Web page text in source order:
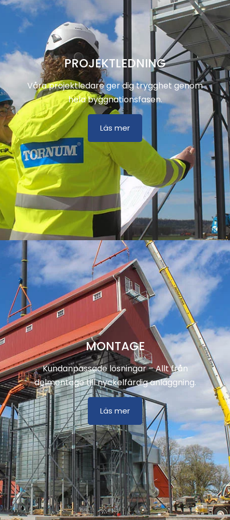
PROJEKTLEDNING
Våra projektledare ger dig trygghet genom
hela byggnationsfasen.
Läs mer
MONTAGE
Kundanpassade lösningar – Allt från
delmontage till nyckelfärdig anläggning.
Läs mer